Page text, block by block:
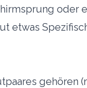
oder
etwas
gehören